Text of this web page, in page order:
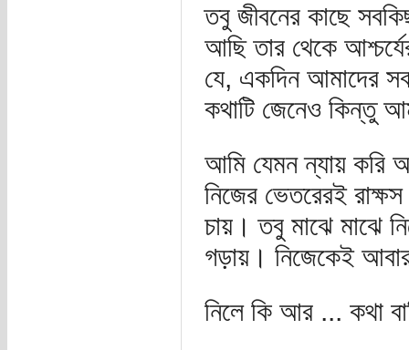
তবু জীবনের কাছে
আছি তার থেকে
যে, একদিন আমাদের
কথাটি জেনেও কিন্তু
আমি যেমন ন্যায় করি
নিজের ভেতরেরই
চায়। তবু মাঝে মাঝে
গড়ায়। নিজেকেই
নিলে কি আর ... কথা